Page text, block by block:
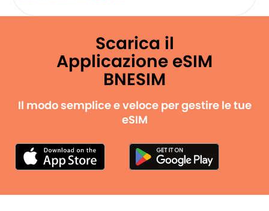
Scarica il
Applicazione eSIM
BNESIM
Il modo semplice e veloce per gestire le tue
eSIM